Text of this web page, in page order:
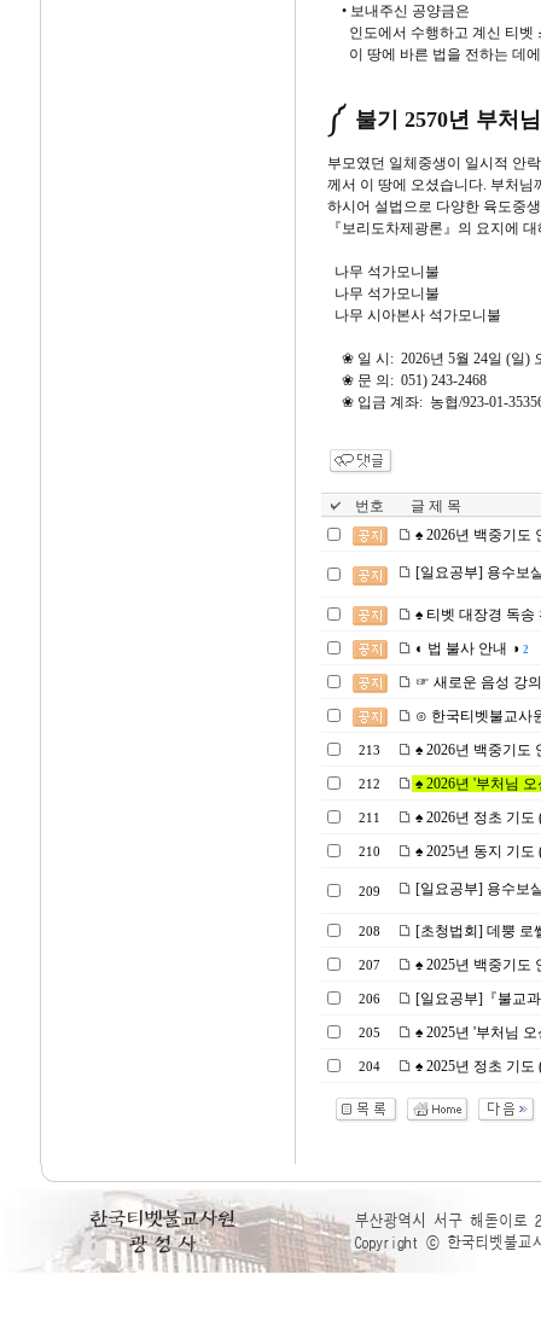
• 보내주신 공양금은
인도에서 수행하고 계신 티벳
이 땅에 바른 법을 전하는 데
༼ 불기 2570년 부처
부모였던 일체중생이 일시적 안
께서 이 땅에 오셨습니다. 부처
하시어 설법으로 다양한 육도중
『보리도차제광론』의 요지에
나무 석가모니불
나무 석가모니불
나무 시아본사 석가모니불
❀ 일 시: 2026년 5월 24일 (일)
❀ 문 의: 051) 243-2468
❀ 입금 계좌: 농협/923-01-
번호
글 제 목
♠ 2026년 백중기도
[일요공부] 용수보
♠ 티벳 대장경 독송
◐ 법 불사 안내 ◑ 2
☞ 새로운 음성 강
⊙ 한국티벳불교사
213 ♠ 2026년 백중기도
212 ♠ 2026년 '부처님
211 ♠ 2026년 정초 기도
210 ♠ 2025년 동지 기도
209 [일요공부] 용수보
208 [초청법회] 데뿡 로
207 ♠ 2025년 백중기도
206 [일요공부]『불교
205 ♠ 2025년 '부처님
204 ♠ 2025년 정초 기도